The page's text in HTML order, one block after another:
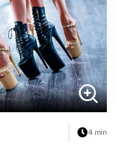
4 min